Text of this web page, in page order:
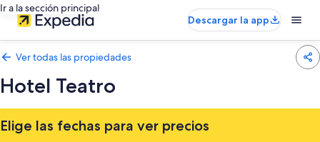
Ir a la sección principal
Descargar la app
Ver todas las propiedades
Hotel Teatro
Elige las fechas para ver precios